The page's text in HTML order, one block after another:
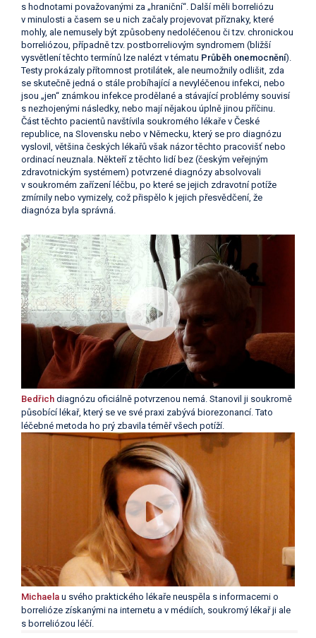
s hodnotami považovanými za „hraniční“. Další měli borreliózu
v minulosti a časem se u nich začaly projevovat příznaky, které
mohly, ale nemusely být způsobeny nedoléčenou či tzv. chronickou
borreliózou, případně tzv. postborreliovým syndromem (bližší
vysvětlení těchto termínů lze nalézt v tématu Průběh onemocnění).
Testy prokázaly přítomnost protilátek, ale neumožnily odlišit, zda
se skutečně jedná o stále probíhající a nevyléčenou infekci, nebo
jsou „jen“ známkou infekce prodělané a stávající problémy souvisí
s nezhojenými následky, nebo mají nějakou úplně jinou příčinu.
Část těchto pacientů navštívila soukromého lékaře v České
republice, na Slovensku nebo v Německu, který se pro diagnózu
vyslovil, většina českých lékařů však názor těchto pracovišť nebo
ordinací neuznala. Někteří z těchto lidí bez (českým veřejným
zdravotnickým systémem) potvrzené diagnózy absolvovali
v soukromém zařízení léčbu, po které se jejich zdravotní potíže
zmírnily nebo vymizely, což přispělo k jejich přesvědčení, že
diagnóza byla správná.
Bedřich diagnózu oficiálně potvrzenou nemá. Stanovil ji soukromě
působící lékař, který se ve své praxi zabývá biorezonancí. Tato
léčebné metoda ho prý zbavila téměř všech potíží.
Michaela u svého praktického lékaře neuspěla s informacemi o
borrelióze získanými na internetu a v médiích, soukromý lékař ji ale
s borreliózou léčí.